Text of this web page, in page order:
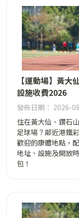
【運動場】黃
設施收費2026
發佈日期： 2026-
住在黃大仙、鑽石
足球場？鄰近港鐵
歡迎的康體地點，
地址、設施及開放
包！